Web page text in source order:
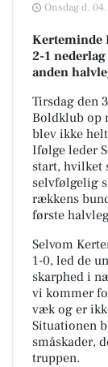
Onsdag d.
Kerteminde
2-1
anden
Tirsdag den
Boldklub op
blev ikke
Ifølge leder
start, hvilket
selvfølgelig
rækkens
første
Selvom
1-0, led de
skarphed i
vi kommer
væk og er
Situationen
småskader,
truppen.